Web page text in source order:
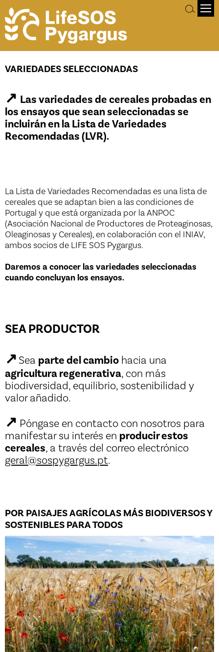
Variedades seleccionadas
VARIEDADES SELECCIONADAS
↗ Las variedades de cereales probadas en
los ensayos que sean seleccionadas se
incluirán en la Lista de Variedades
Recomendadas (LVR).
La Lista de Variedades Recomendadas es una lista de
cereales que se adaptan bien a las condiciones de
Portugal y que está organizada por la ANPOC
(Asociación Nacional de Productores de Proteaginosas,
Oleaginosas y Cereales), en colaboración con el INIAV,
ambos socios de LIFE SOS Pygargus.
Daremos a conocer las variedades seleccionadas
cuando concluyan los ensayos.
SEA PRODUCTOR
↗ Sea parte del cambio hacia una
agricultura regenerativa, con más
biodiversidad, equilibrio, sostenibilidad y
valor añadido.
↗ Póngase en contacto con nosotros para
manifestar su interés en producir estos
cereales, a través del correo electrónico
geral@sospygargus.pt.
POR PAISAJES AGRÍCOLAS MÁS BIODIVERSOS Y
SOSTENIBLES PARA TODOS